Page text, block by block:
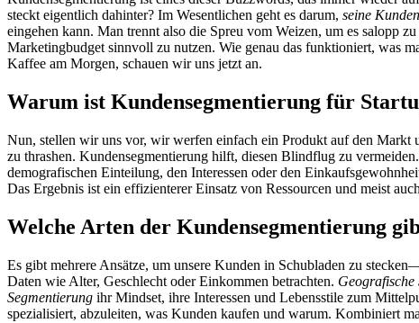
steckt eigentlich dahinter? Im Wesentlichen geht es darum, seine
eingehen kann. Man trennt also die Spreu vom Weizen, um es salopp
Marketingbudget sinnvoll zu nutzen. Wie genau das funktioniert, was
Kaffee am Morgen, schauen wir uns jetzt an.
Warum ist Kundensegmentierung für
Nun, stellen wir uns vor, wir werfen einfach ein Produkt auf den Markt
zu thrashen. Kundensegmentierung hilft, diesen Blindflug zu
demografischen Einteilung, den Interessen oder den
Das Ergebnis ist ein effizienterer Einsatz von Ressourcen und meist
Welche Arten der Kundensegmentierung
Es gibt mehrere Ansätze, um unsere Kunden in Schubladen zu
Daten wie Alter, Geschlecht oder Einkommen betrachten. Geografische
Segmentierung ihr Mindset, ihre Interessen und Lebensstile zum
spezialisiert, abzuleiten, was Kunden kaufen und warum. Kombiniert